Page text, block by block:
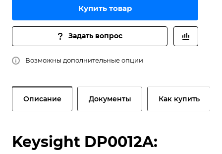
Купить товар
Задать вопрос
Возможны дополнительные опции
Описание Документы Как купить
Keysight DP0012A: